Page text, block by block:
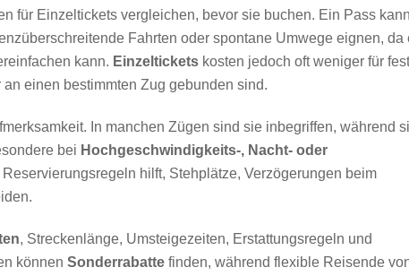
für Einzeltickets vergleichen, bevor sie buchen. Ein Pass
Fahrten oder spontane Umwege eignen, da
kann. Einzeltickets kosten jedoch oft weniger für
einen bestimmten Zug gebunden sind.
In manchen Zügen sind sie inbegriffen, während
bei Hochgeschwindigkeits-, Nacht- oder
hilft, Stehplätze, Verzögerungen beim
, Streckenlänge, Umsteigezeiten, Erstattungsregeln und
können Sonderrabatte finden, während flexible Reisende